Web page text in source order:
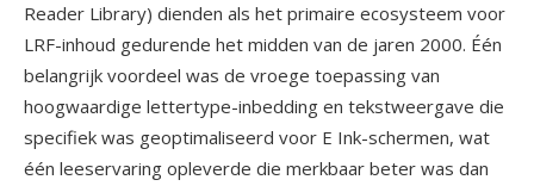
Reader Library) dienden als het primaire ecosysteem voor
LRF-inhoud gedurende het midden van de jaren 2000. Één
belangrijk voordeel was de vroege toepassing van
hoogwaardige lettertype-inbedding en tekstweergave die
specifiek was geoptimaliseerd voor E Ink-schermen, wat
één leeservaring opleverde die merkbaar beter was dan